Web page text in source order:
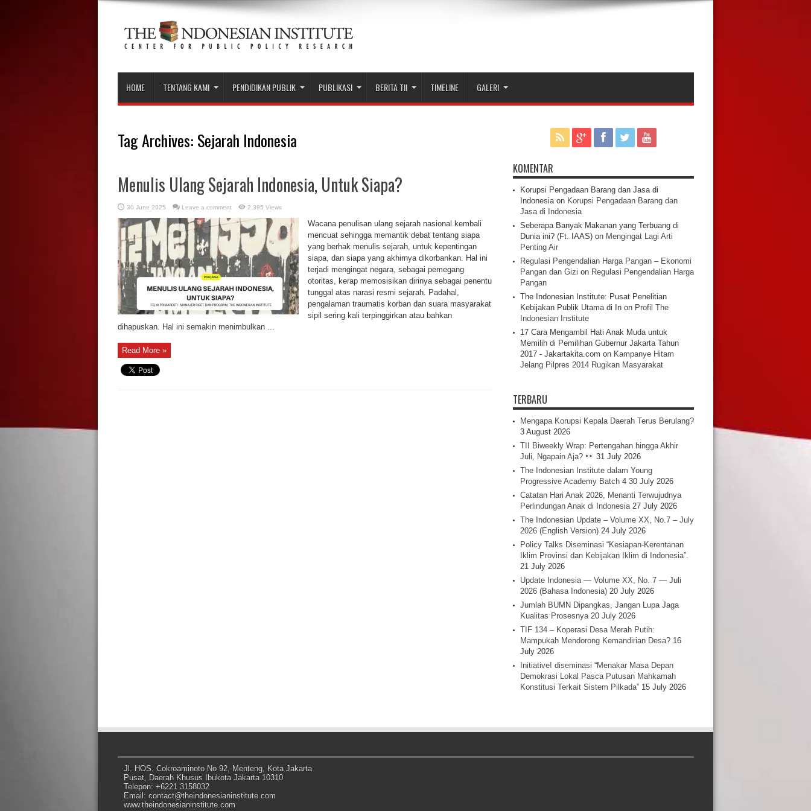
HOME TENTANG KAMI PENDIDIKAN PUBLIK PUBLIKASI BERITA TII TIMELINE GALERI
Tag Archives: Sejarah Indonesia
Menulis Ulang Sejarah Indonesia, Untuk Siapa?
30 June 2025 Leave a comment 2,395 Views
Wacana penulisan ulang sejarah nasional kembali
mencuat sehingga memantik debat tentang siapa
yang berhak menulis sejarah, untuk kepentingan
siapa, dan siapa yang akhirnya dikorbankan. Hal ini
terjadi mengingat negara, sebagai pemegang
otoritas, kerap memosisikan dirinya sebagai penentu
tunggal atas narasi resmi sejarah. Padahal,
pengalaman traumatis korban dan suara masyarakat
sipil sering kali terpinggirkan atau bahkan
dihapuskan. Hal ini semakin menimbulkan ...
Read More »
KOMENTAR
Korupsi Pengadaan Barang dan Jasa di
Indonesiaon Korupsi Pengadaan Barang dan
Jasa di Indonesia
Seberapa Banyak Makanan yang Terbuang di
Dunia ini? (Ft. IAAS)on Mengingat Lagi Arti
Penting Air
Regulasi Pengendalian Harga Pangan – Ekonomi
Pangan dan Gizi on Regulasi Pengendalian Harga
Pangan
The Indonesian Institute: Pusat Penelitian
Kebijakan Publik Utama di Inon Profil The
Indonesian Institute
17 Cara Mengambil Hati Anak Muda untuk
Memilih di Pemilihan Gubernur Jakarta Tahun
2017 - Jakartakita.com on Kampanye Hitam
Jelang Pilpres 2014 Rugikan Masyarakat
TERBARU
Mengapa Korupsi Kepala Daerah Terus Berulang?
3 August 2026
TII Biweekly Wrap: Pertengahan hingga Akhir
Juli, Ngapain Aja?
31 July 2026
The Indonesian Institute dalam Young
Progressive Academy Batch 4 30 July 2026
Catatan Hari Anak 2026, Menanti Terwujudnya
Perlindungan Anak di Indonesia 27 July 2026
The Indonesian Update – Volume XX, No.7 – July
2026 (English Version) 24 July 2026
Policy Talks Diseminasi “Kesiapan-Kerentanan
Iklim Provinsi dan Kebijakan Iklim di Indonesia”.
21 July 2026
Update Indonesia — Volume XX, No. 7 — Juli
2026 (Bahasa Indonesia) 20 July 2026
Jumlah BUMN Dipangkas, Jangan Lupa Jaga
Kualitas Prosesnya 20 July 2026
TIF 134 – Koperasi Desa Merah Putih:
Mampukah Mendorong Kemandirian Desa? 16
July 2026
Initiative! diseminasi “Menakar Masa Depan
Demokrasi Lokal Pasca Putusan Mahkamah
Konstitusi Terkait Sistem Pilkada” 15 July 2026
Jl. HOS. Cokroaminoto No 92, Menteng, Kota Jakarta
Pusat, Daerah Khusus Ibukota Jakarta 10310
Telepon: +6221 3158032
Email: contact@theindonesianinstitute.com
www.theindonesianinstitute.com